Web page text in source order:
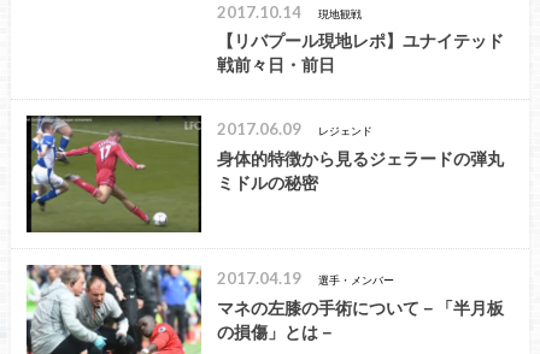
2017.10.14 現地観戦
【リバプール現地レポ】ユナイテッド
戦前々日・前日
2017.06.09 レジェンド
身体的特徴から見るジェラードの弾丸
ミドルの秘密
2017.04.19 選手・メンバー
マネの左膝の手術について－「半月板
の損傷」とは－